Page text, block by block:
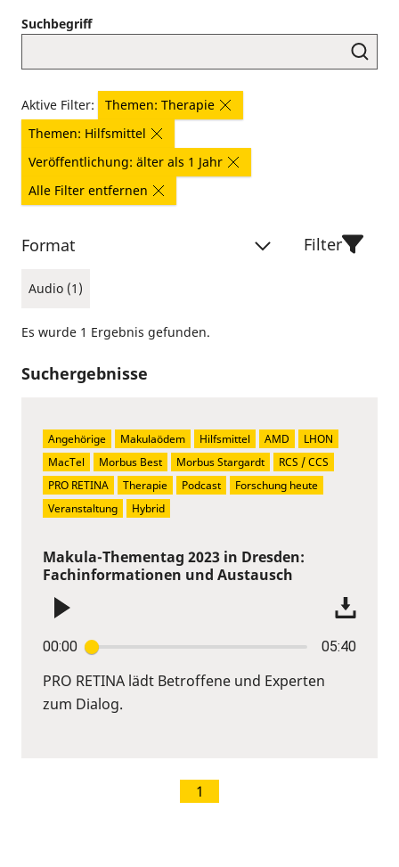
Suchbegriff
Aktive Filter:
Themen: Therapie
Themen: Hilfsmittel
Veröffentlichung: älter als 1 Jahr
Alle Filter entfernen
Format
Audio (1)
Filter
Es wurde 1 Ergebnis gefunden.
Suchergebnisse
Makula-Thementag 2023 in Dresden:
Fachinformationen und Austausch
00:00 05:40
PRO RETINA lädt Betroffene und Experten
zum Dialog.
Angehörige Makulaödem Hilfsmittel AMD
LHON
MacTel
Morbus Best Morbus Stargardt
RCS / CCS
PRO RETINA
Therapie Podcast
Forschung heute
Veranstaltung
Hybrid
1